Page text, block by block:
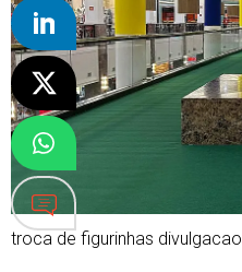
troca de figurinhas divulgacao